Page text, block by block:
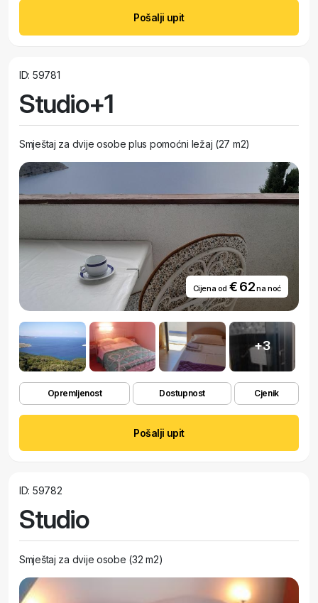
Pošalji upit
ID: 59781
Studio+1
Smještaj za dvije osobe plus pomoćni ležaj (27 m2)
Cijena od € 62na noć
+3
Opremljenost Dostupnost Cjenik
Pošalji upit
ID: 59782
Studio
Smještaj za dvije osobe (32 m2)